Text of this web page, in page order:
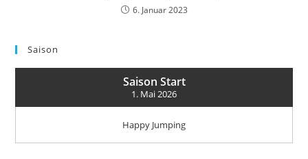
6. Januar 2023
Saison
Saison Start
1. Mai 2026
Happy Jumping